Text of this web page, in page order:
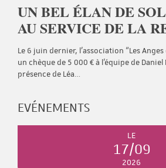
UN BEL ÉLAN DE
AU SERVICE DE LA
Le 6 juin dernier, l’association “Les Anges
un chèque de 5 000 € à l’équipe de Daniel
présence de Léa…
EVÉNEMENTS
LE
17/09
2026